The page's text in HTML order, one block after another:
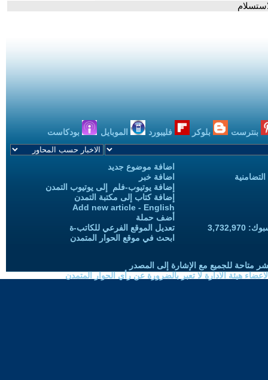
بنترست بلوكر فليبورد الموبايل بودكاست
اضافة موضوع جديد
اضافة خبر
إضافة يوتيوب-فلم إلى يوتيوب التمدن
إضافة كتاب إلى مكتبة التمدن
Add new article - English
أضف حملة
تعديل الموقع الفرعي للكاتب-ة
ابحث في موقع الحوار المتمدن
متاحة للجميع مع الإشارة إلى المصدر
هيئة الادارة لا تعبر بالضرورة عن رأي الحوار المتمدن